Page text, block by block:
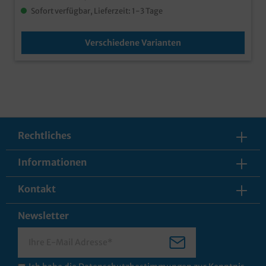
Sofort verfügbar, Lieferzeit: 1-3 Tage
Verschiedene Varianten
Rechtliches
Informationen
Kontakt
Newsletter